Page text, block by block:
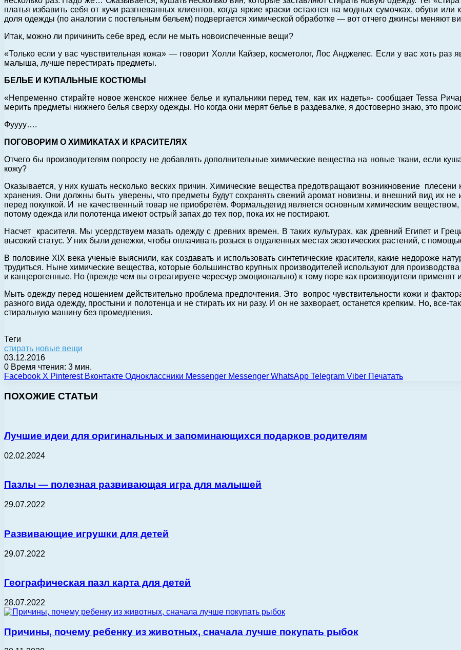
платья избавить себя от кучи разгневанных клиентов, когда яркие краски остаются на модных сумочках, обуви
доля одежды (по аналогии с постельным бельем) подвергается химической обработке — вот отчего джинсы меняют
Итак, можно ли причинить себе вред, если не мыть новоиспеченные вещи?
«Только если у вас чувствительная кожа» — говорит Холли Кайзер, косметолог, Лос Анджелес. Если у вас хоть
малыша, лучше перестирать предметы.
БЕЛЬЕ И КУПАЛЬНЫЕ КОСТЮМЫ
«Непременно стирайте новое женское нижнее белье и купальники перед тем, как их надеть»- сообщает Tessa
мерить предметы нижнего белья сверху одежды. Но когда они мерят белье в раздевалке, я достоверно знаю, это
Фуууу….
ПОГОВОРИМ О ХИМИКАТАХ И КРАСИТЕЛЯХ
Отчего бы производителям попросту не добавлять дополнительные химические вещества на новые ткани, если
кожу?
Оказывается, у них кушать несколько веских причин. Химические вещества предотвращают возникновение
хранения. Они должны быть уверены, что предметы будут сохранять свежий аромат новизны, и внешний вид их не
перед покупкой. И не качественный товар не приобретём. Формальдегид является основным химическим
потому одежда или полотенца имеют острый запах до тех пор, пока их не постирают.
Насчет красителя. Мы усердствуем мазать одежду с древних времен. В таких культурах, как древний Египет и
высокий статус. У них были денежки, чтобы оплачивать розыск в отдаленных местах экзотических растений, с
В половине XIX века ученые выяснили, как создавать и использовать синтетические красители, какие недороже
трудиться. Ныне химические вещества, которые большинство крупных производителей используют для
и канцерогенные. Но (прежде чем вы отреагируете чересчур эмоционально) к тому поре как производители
Мыть одежду перед ношением действительно проблема предпочтения. Это вопрос чувствительности кожи и
разного вида одежду, простыни и полотенца и не стирать их ни разу. И он не захворает, останется крепким. Но, все-
стиральную машину без промедления.
Теги
стирать новые вещи
03.12.2016
0 Время чтения: 3 мин.
Facebook X Pinterest Вконтакте Одноклассники Messenger Messenger WhatsApp Telegram Viber Печатать
ПОХОЖИЕ СТАТЬИ
Лучшие идеи для оригинальных и запоминающихся подарков родителям
02.02.2024
Пазлы — полезная развивающая игра для малышей
29.07.2022
Развивающие игрушки для детей
29.07.2022
Географическая пазл карта для детей
28.07.2022
Причины, почему ребенку из животных, сначала лучше покупать рыбок